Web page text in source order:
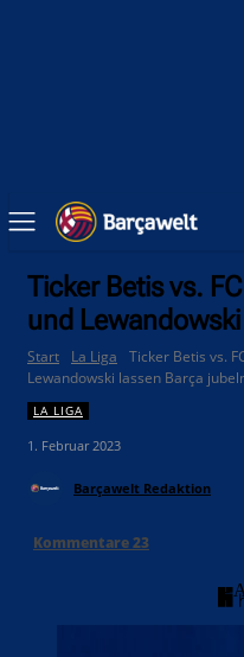
Ticker Betis vs.
und
Start La Liga
Ticker Betis vs.
Lewandowski lassen Barça
LA LIGA
1. Februar 2023
Barçawelt Redaktion
Kommentare23
-